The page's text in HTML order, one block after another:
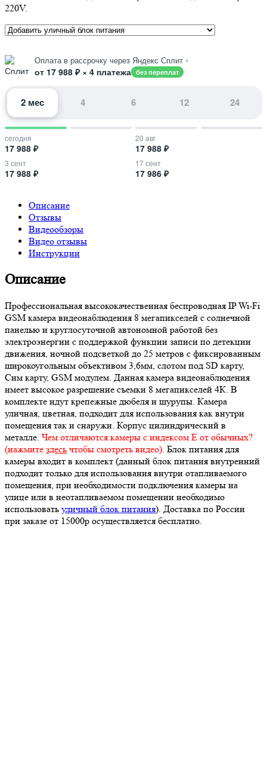
220V.
Оплата в рассрочку через Яндекс Сплит ›
от 17 988 ₽ × 4 платежа без переплат
2 мес 4 6 12 24
сегодня
17 988 ₽
20 авг
17 988 ₽
3 сент
17 988 ₽
17 сент
17 986 ₽
Описание
Отзывы
Видеообзоры
Видео отзывы
Инструкции
Описание
Профессиональная высококачественная беспроводная IP Wi-Fi
GSM камера видеонаблюдения 8 мегапикселей с солнечной
панелью и круглосуточной автономной работой без
электроэнергии с поддержкой функции записи по детекции
движения, ночной подсветкой до 25 метров с фиксированным
широкоугольным объективом 3,6мм, слотом под SD карту,
Сим карту, GSM модулем. Данная камера видеонаблюдения
имеет высокое разрешение съемки 8 мегапикселей 4К. В
комплекте идут крепежные дюбеля и шурупы. Камера
уличная, цветная, подходит для использования как внутри
помещения так и снаружи. Корпус цилиндрический в
металле. Чем отличаются камеры с индексом Е от обычных?
(нажмите здесь чтобы смотреть видео). Блок питания для
камеры входит в комплект (данный блок питания внутренний
подходит только для использования внутри отапливаемого
помещения, при необходимости подключения камеры на
улице или в неотапливаемом помещении необходимо
использовать уличный блок питания). Доставка по России
при заказе от 15000р осуществляется бесплатно.